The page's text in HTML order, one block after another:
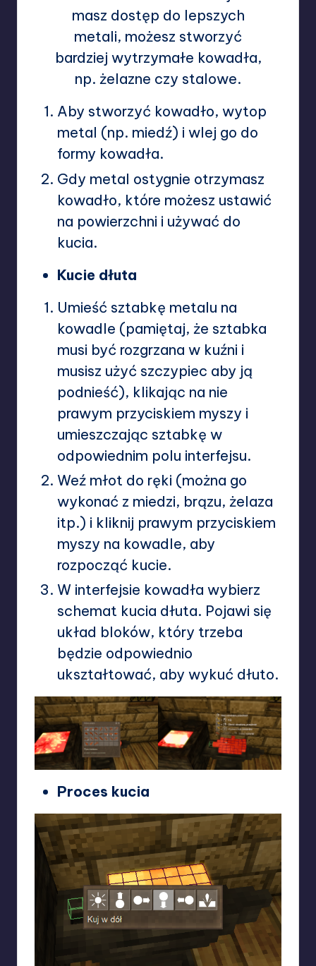
masz dostęp do lepszych
metali, możesz stworzyć
bardziej wytrzymałe kowadła,
np. żelazne czy stalowe.
Aby stworzyć kowadło, wytop
metal (np. miedź) i wlej go do
formy kowadła.
Gdy metal ostygnie otrzymasz
kowadło, które możesz ustawić
na powierzchni i używać do
kucia.
Kucie dłuta
Umieść sztabkę metalu na
kowadle (pamiętaj, że sztabka
musi być rozgrzana w kuźni i
musisz użyć szczypiec aby ją
podnieść), klikając na nie
prawym przyciskiem myszy i
umieszczając sztabkę w
odpowiednim polu interfejsu.
Weź młot do ręki (można go
wykonać z miedzi, brązu, żelaza
itp.) i kliknij prawym przyciskiem
myszy na kowadle, aby
rozpocząć kucie.
W interfejsie kowadła wybierz
schemat kucia dłuta. Pojawi się
układ bloków, który trzeba
będzie odpowiednio
ukształtować, aby wykuć dłuto.
Proces kucia